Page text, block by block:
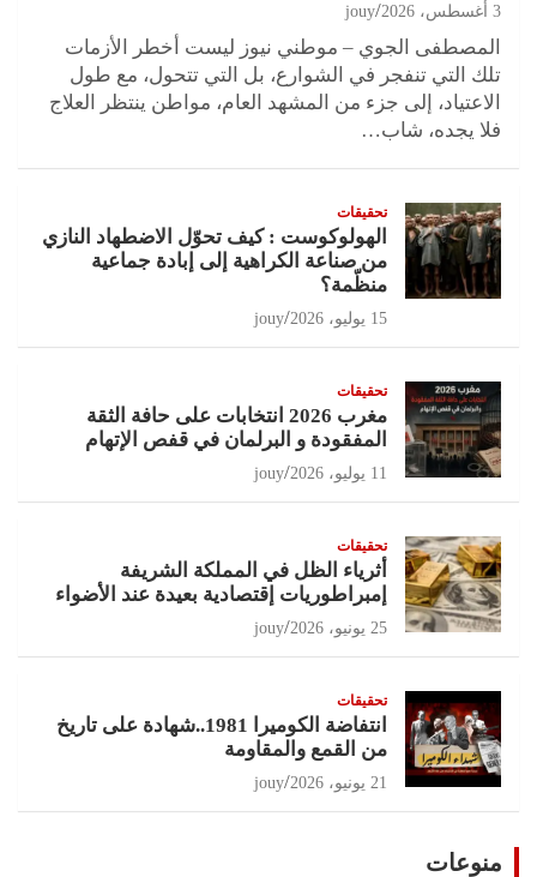
3 أغسطس، 2026 jouy
المصطفى الجوي – موطني نيوز ليست أخطر الأزمات
تلك التي تنفجر في الشوارع، بل التي تتحول، مع طول
الاعتياد، إلى جزء من المشهد العام، مواطن ينتظر العلاج
فلا يجده، شاب…
تحقيقات
الهولوكوست : كيف تحوّل الاضطهاد النازي
من صناعة الكراهية إلى إبادة جماعية
منظّمة؟
15 يوليو، 2026 jouy
تحقيقات
مغرب 2026 انتخابات على حافة الثقة
المفقودة و البرلمان في قفص الإتهام
11 يوليو، 2026 jouy
تحقيقات
أثرياء الظل في المملكة الشريفة
إمبراطوريات إقتصادية بعيدة عند الأضواء
25 يونيو، 2026 jouy
تحقيقات
انتفاضة الكوميرا 1981..شهادة على تاريخ
من القمع والمقاومة
21 يونيو، 2026 jouy
منوعات